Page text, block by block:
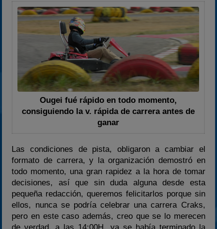
Ougei fué rápido en todo momento,
consiguiendo la v. rápida de carrera antes de
ganar
Las condiciones de pista, obligaron a cambiar el
formato de carrera, y la organización demostró en
todo momento, una gran rapidez a la hora de tomar
decisiones, así que sin duda alguna desde esta
pequeña redacción, queremos felicitarlos porque sin
ellos, nunca se podría celebrar una carrera Craks,
pero en este caso además, creo que se lo merecen